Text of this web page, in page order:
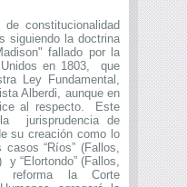
constitucionalidad
siguiendo la doctrina
fallado por la
en 1803, que
Ley Fundamental,
Alberdi, aunque en
al respecto. Este
jurisprudencia de
su creación como lo
“Ríos” (Fallos,
y “Elortondo” (Fallos,
reforma la Corte